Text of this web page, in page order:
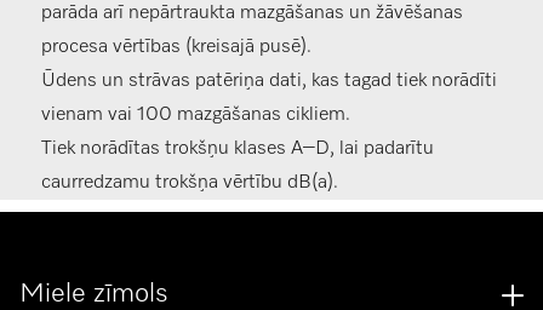
parāda arī nepārtraukta mazgāšanas un žāvēšanas
procesa vērtības (kreisajā pusē).
Ūdens un strāvas patēriņa dati, kas tagad tiek norādīti
vienam vai 100 mazgāšanas cikliem.
Tiek norādītas trokšņu klases A–D, lai padarītu
caurredzamu trokšņa vērtību dB(a).
Miele zīmols